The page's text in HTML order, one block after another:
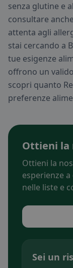
senza glutine e
consultare
attenta agli
stai cercando a
tue esigenze
offrono un
scopri quanto
preferenze
Ottieni la
Ottieni la
esperienze
nelle liste e
Sei un